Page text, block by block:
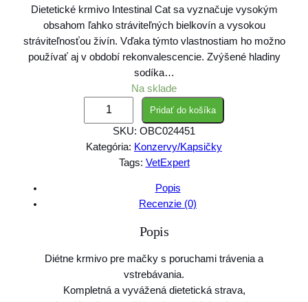
Dietetické krmivo Intestinal Cat sa vyznačuje vysokým
obsahom ľahko stráviteľných bielkovín a vysokou
stráviteľnosťou živín. Vďaka týmto vlastnostiam ho možno
používať aj v období rekonvalescencie. Zvýšené hladiny
sodíka…
Na sklade
ž
t
x
Pridať do košíka
SKU: OBC024451
Kategória: Konzervy/Kapsičky
Tags: VetExpert
Popis
Recenzie (0)
Popis
Diétne krmivo pre mačky s poruchami trávenia a
vstrebávania.
Kompletná a vyvážená dietetická strava,